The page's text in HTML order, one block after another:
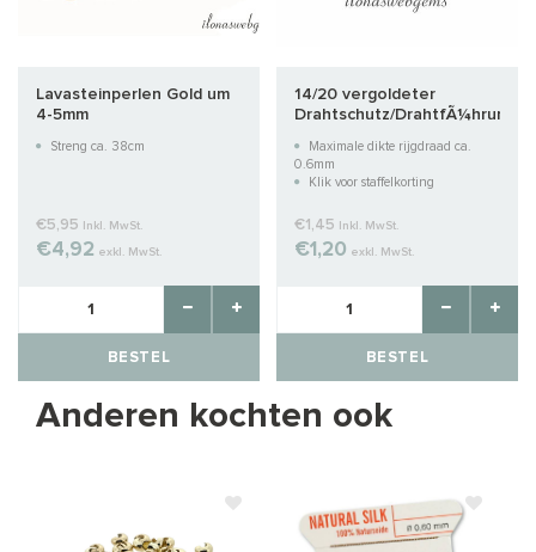
Lavasteinperlen Gold um
4-5mm
Streng ca. 38cm
€5,95 Inkl. MwSt.
€4,92 exkl. MwSt.
BESTEL
14/20 vergoldeter
Drahtschutz/DrahtfÃ¼hrung
Maximale dikte rijgdraad ca.
0.6mm
Klik voor staffelkorting
€1,45 Inkl. MwSt.
€1,20 exkl. MwSt.
BESTEL
Anderen kochten ook